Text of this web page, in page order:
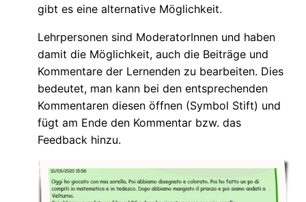
gibt es eine alternative Möglichkeit.
Lehrpersonen sind ModeratorInnen und haben
damit die Möglichkeit, auch die Beiträge und
Kommentare der Lernenden zu bearbeiten. Dies
bedeutet, man kann bei den entsprechenden
Kommentaren diesen öffnen (Symbol Stift) und
fügt am Ende den Kommentar bzw. das
Feedback hinzu.